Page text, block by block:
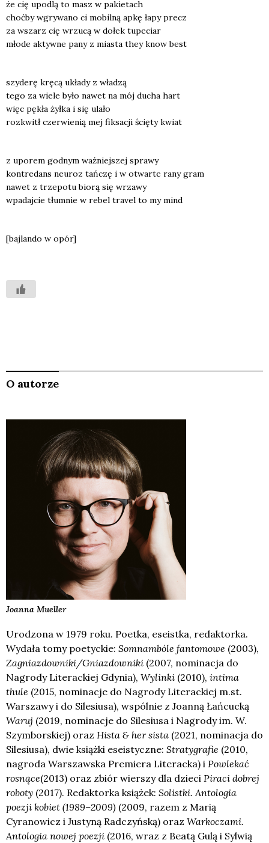
że cię upodlą to masz w pakie­tach
choć­by wgry­wa­no ci mobil­ną apkę łapy precz
za wszarz cię wrzu­cą w dołek tupe­ciar
mło­de aktyw­ne pany z mia­sta they know best
szy­de­rę krę­cą ukła­dy z wła­dzą
tego za wie­le było nawet na mój ducha hart
więc pękła żył­ka i się ula­ło
roz­kwitł czer­wie­nią mej fik­sa­cji ścię­ty kwiat
z upo­rem god­nym waż­niej­szej spra­wy
kon­tre­dans neu­roz tań­czę i w otwar­te rany gram
nawet z trze­po­tu bio­rą się wrza­wy
wpa­daj­cie tłum­nie w rebel tra­vel to my mind
[baj­lan­do w opór]
O autorze
Joanna Mueller
Urodzona w 1979 roku. Poetka, eseistka, redaktorka.
Wydała tomy poetyckie: Somnambóle fantomowe (2003),
Zagniazdowniki/Gniazdowniki (2007, nominacja do
Nagrody Literackiej Gdynia), Wylinki (2010), intima
thule (2015, nominacje do Nagrody Literackiej m.st.
Warszawy i do Silesiusa), wspólnie z Joanną Łańcucką
Waruj (2019, nominacje do Silesiusa i Nagrody im. W.
Szymborskiej) oraz Hista & her sista (2021, nominacja do
Silesiusa), dwie książki eseistyczne: Stratygrafie (2010,
nagroda Warszawska Premiera Literacka) i Powlekać
rosnące(2013) oraz zbiór wierszy dla dzieci Piraci dobrej
roboty (2017). Redaktorka książek: Solistki. Antologia
poezji kobiet (1989–2009) (2009, razem z Marią
Cyranowicz i Justyną Radczyńską) oraz Warkoczami.
Antologia nowej poezji (2016, wraz z Beatą Gulą i Sylwią